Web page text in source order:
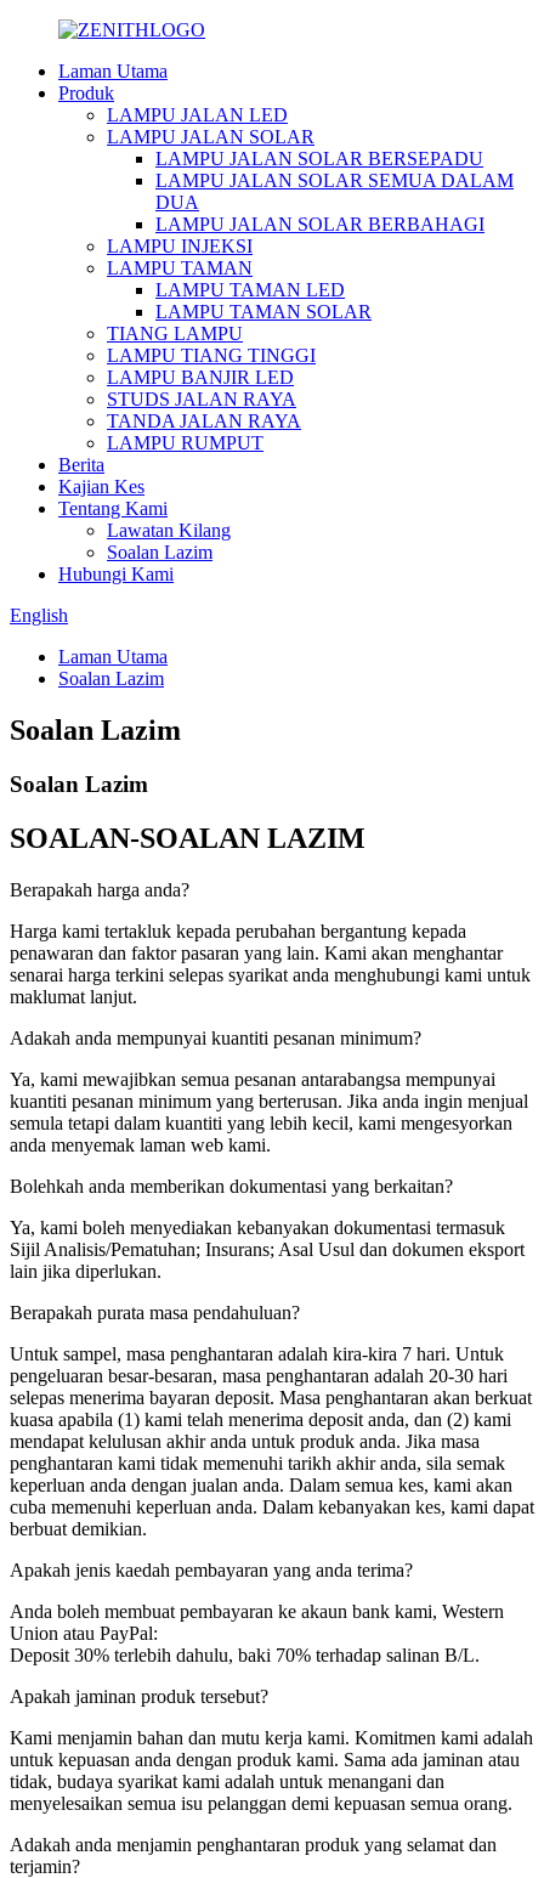
Laman Utama
Produk
LAMPU JALAN LED
LAMPU JALAN SOLAR
LAMPU JALAN SOLAR BERSEPADU
LAMPU JALAN SOLAR SEMUA DALAM
DUA
LAMPU JALAN SOLAR BERBAHAGI
LAMPU INJEKSI
LAMPU TAMAN
LAMPU TAMAN LED
LAMPU TAMAN SOLAR
TIANG LAMPU
LAMPU TIANG TINGGI
LAMPU BANJIR LED
STUDS JALAN RAYA
TANDA JALAN RAYA
LAMPU RUMPUT
Berita
Kajian Kes
Tentang Kami
Lawatan Kilang
Soalan Lazim
Hubungi Kami
English
Laman Utama
Soalan Lazim
Soalan Lazim
Soalan Lazim
SOALAN-SOALAN LAZIM
Berapakah harga anda?
Harga kami tertakluk kepada perubahan bergantung kepada
penawaran dan faktor pasaran yang lain. Kami akan menghantar
senarai harga terkini selepas syarikat anda menghubungi kami untuk
maklumat lanjut.
Adakah anda mempunyai kuantiti pesanan minimum?
Ya, kami mewajibkan semua pesanan antarabangsa mempunyai
kuantiti pesanan minimum yang berterusan. Jika anda ingin menjual
semula tetapi dalam kuantiti yang lebih kecil, kami mengesyorkan
anda menyemak laman web kami.
Bolehkah anda memberikan dokumentasi yang berkaitan?
Ya, kami boleh menyediakan kebanyakan dokumentasi termasuk
Sijil Analisis/Pematuhan; Insurans; Asal Usul dan dokumen eksport
lain jika diperlukan.
Berapakah purata masa pendahuluan?
Untuk sampel, masa penghantaran adalah kira-kira 7 hari. Untuk
pengeluaran besar-besaran, masa penghantaran adalah 20-30 hari
selepas menerima bayaran deposit. Masa penghantaran akan berkuat
kuasa apabila (1) kami telah menerima deposit anda, dan (2) kami
mendapat kelulusan akhir anda untuk produk anda. Jika masa
penghantaran kami tidak memenuhi tarikh akhir anda, sila semak
keperluan anda dengan jualan anda. Dalam semua kes, kami akan
cuba memenuhi keperluan anda. Dalam kebanyakan kes, kami dapat
berbuat demikian.
Apakah jenis kaedah pembayaran yang anda terima?
Anda boleh membuat pembayaran ke akaun bank kami, Western
Union atau PayPal:
Deposit 30% terlebih dahulu, baki 70% terhadap salinan B/L.
Apakah jaminan produk tersebut?
Kami menjamin bahan dan mutu kerja kami. Komitmen kami adalah
untuk kepuasan anda dengan produk kami. Sama ada jaminan atau
tidak, budaya syarikat kami adalah untuk menangani dan
menyelesaikan semua isu pelanggan demi kepuasan semua orang.
Adakah anda menjamin penghantaran produk yang selamat dan
terjamin?